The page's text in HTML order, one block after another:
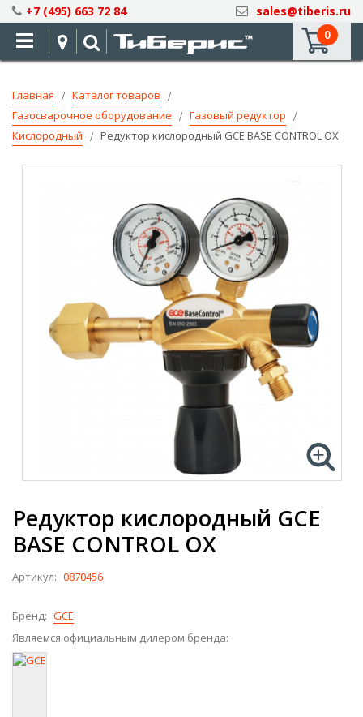
Skip
to
Content
+7 (495) 663 72 84
sales@tiberis.ru
0
Главная
Каталог товаров
Газосварочное оборудование
Газовый редуктор
Кислородный
Редуктор кислородный GCE BASE CONTROL OX
Редуктор кислородный GCE
BASE CONTROL OX
Артикул: 0870456
Бренд: GCE
Являемся официальным дилером бренда: